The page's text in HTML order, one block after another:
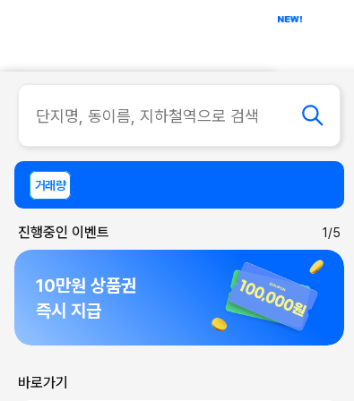
사무실
거래량
진행중인 이벤트 1/5
10만원 상품권
즉시 지급
바로가기